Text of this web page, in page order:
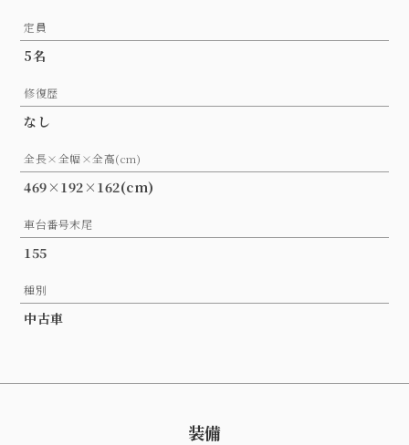
定員
5名
修復歴
なし
全長×全幅×全高(cm)
469×192×162(cm)
車台番号末尾
155
種別
中古車
装備